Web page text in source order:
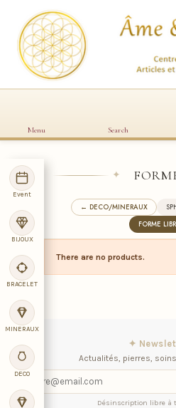
Menu Search
Event
BIJOUX
BRACELET
MINERAUX
DECO
✦
← DECO/MINERAUX
FORME
There are no products.
✦
Actualités, pierres,
Désinscription libre à